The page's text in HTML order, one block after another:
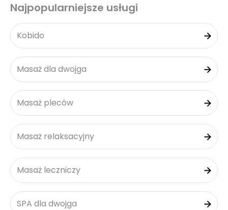
Najpopularniejsze usługi
Kobido
Masaż dla dwojga
Masaż pleców
Masaż relaksacyjny
Masaż leczniczy
SPA dla dwojga